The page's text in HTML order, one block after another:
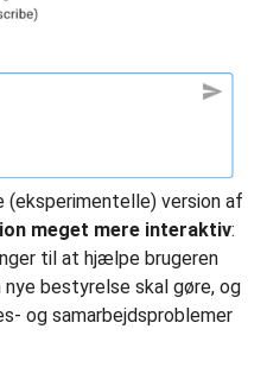
version af
meget mere interaktiv:
til at hjælpe brugeren
bestyrelse skal gøre, og
og samarbejdsproblemer